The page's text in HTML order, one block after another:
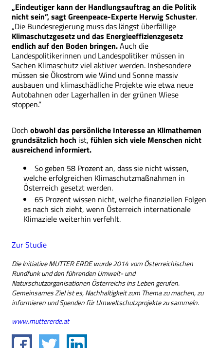
„Eindeutiger kann der Handlungsauftrag an die Politik
nicht sein”, sagt Greenpeace-Experte Herwig Schuster.
„Die Bundesregierung muss das längst überfällige
Klimaschutzgesetz und das Energieeffizienzgesetz
endlich auf den Boden bringen.Auch die
Landespolitikerinnen und Landespolitiker müssen in
Sachen Klimaschutz viel aktiver werden. Insbesondere
müssen sie Ökostrom wie Wind und Sonne massiv
ausbauen und klimaschädliche Projekte wie etwa neue
Autobahnen oder Lagerhallen in der grünen Wiese
stoppen.”
Doch obwohl das persönliche Interesse an Klimathemen
grundsätzlich hoch ist, fühlen sich viele Menschen nicht
ausreichend informiert.
So geben 58 Prozent an, dass sie nicht wissen,
welche erfolgreichen Klimaschutzmaßnahmen in
Österreich gesetzt werden.
65 Prozent wissen nicht, welche finanziellen Folgen
es nach sich zieht, wenn Österreich internationale
Klimaziele weiterhin verfehlt.
Zur Studie
Die Initiative MUTTER ERDE wurde 2014 vom Österreichischen
Rundfunk und den führenden Umwelt- und
Naturschutzorganisationen Österreichs ins Leben gerufen.
Gemeinsames Ziel ist es, Nachhaltigkeit zum Thema zu machen, zu
informieren und Spenden für Umweltschutzprojekte zu sammeln.
www.muttererde.at